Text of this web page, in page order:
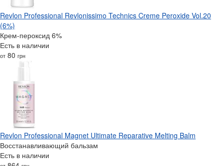
Revlon Professional Revlonissimo Technics Creme Peroxide Vol.20
(6%)
Крем-пероксид 6%
Есть в наличии
от 80 грн
Revlon Professional Magnet Ultimate Reparative Melting Balm
Восстанавливающий бальзам
Есть в наличии